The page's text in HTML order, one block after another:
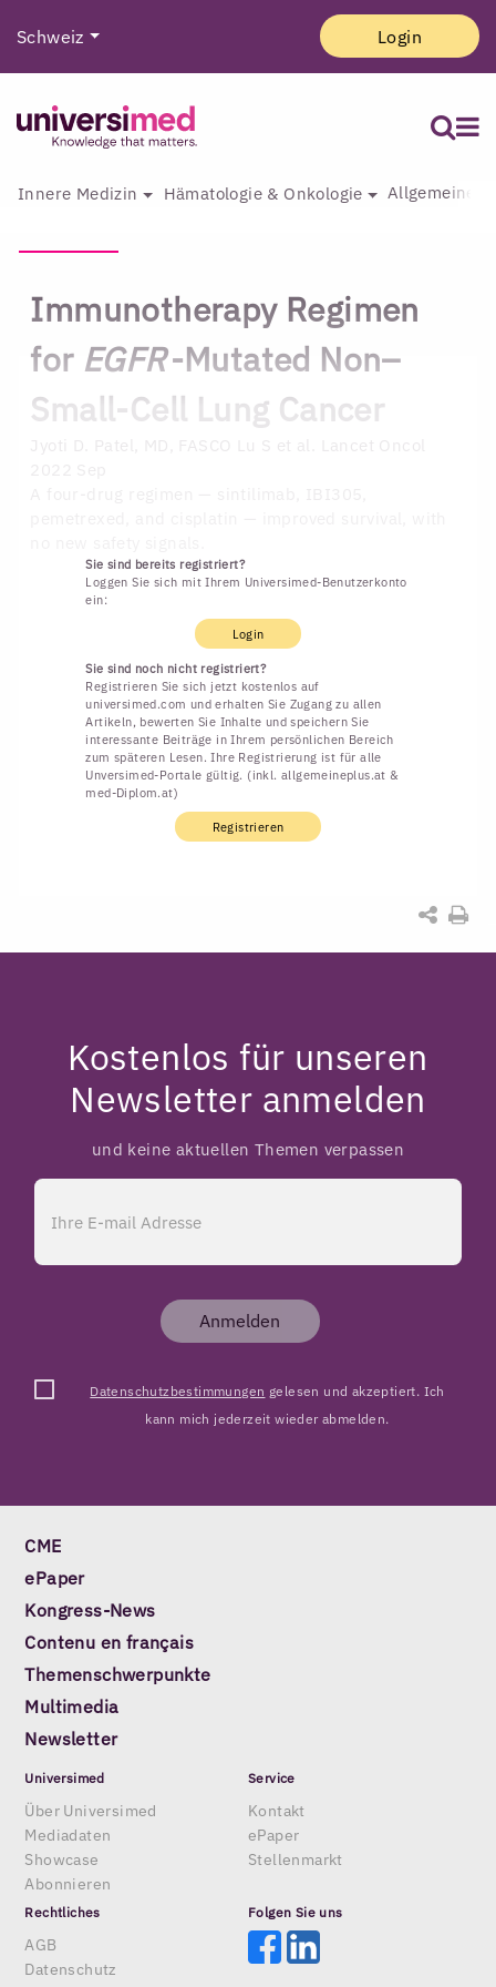
Schweiz Login
Innere Medizin Hämatologie & Onkologie Allgemeine
Immunotherapy Regimen
for EGFR-Mutated Non–
Small-Cell Lung Cancer
Sie sind bereits registriert?
Loggen Sie sich mit Ihrem Universimed-Benutzerkonto
ein:
Login
Sie sind noch nicht registriert?
Registrieren Sie sich jetzt kostenlos auf
universimed.com und erhalten Sie Zugang zu allen
Artikeln, bewerten Sie Inhalte und speichern Sie
interessante Beiträge in Ihrem persönlichen Bereich
zum späteren Lesen. Ihre Registrierung ist für alle
Unversimed-Portale gültig. (inkl. allgemeineplus.at &
med-Diplom.at)
Registrieren
Kostenlos für unseren
Newsletter anmelden
und keine aktuellen Themen verpassen
Anmelden
Datenschutzbestimmungen gelesen und akzeptiert. Ich
kann mich jederzeit wieder abmelden.
CME
ePaper
Kongress-News
Contenu en français
Themenschwerpunkte
Multimedia
Newsletter
Universimed
Über Universimed
Mediadaten
Showcase
Abonnieren
Service
Kontakt
ePaper
Stellenmarkt
Rechtliches
AGB
Datenschutz
Folgen Sie uns